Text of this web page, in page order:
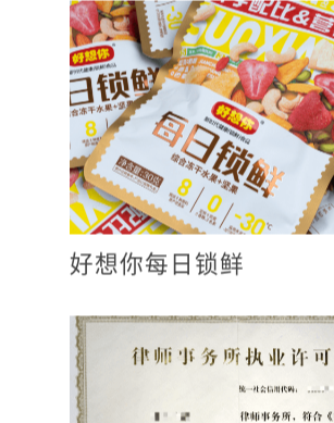
好想你每日锁鲜